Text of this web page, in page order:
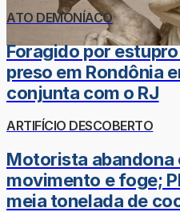
ATO DEMONÍACO
Foragido por
preso em Rondônia
conjunta com o RJ
ARTIFÍCIO DESCOBERTO
Motorista abandona
movimento e foge;
meia tonelada de